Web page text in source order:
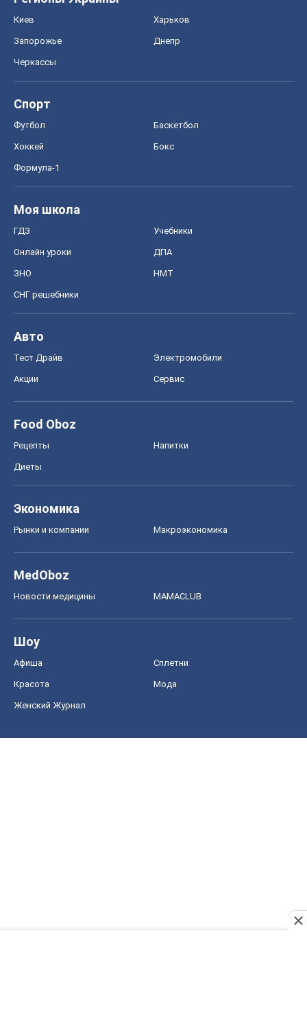
Киев Харьков
Запорожье Днепр
Черкассы
Спорт
Футбол Баскетбол
Хоккей Бокс
Формула-1
Моя школа
ГДЗ Учебники
Онлайн уроки ДПА
ЗНО НМТ
СНГ решебники
Авто
Тест Драйв Электромобили
Акции Сервис
Food Oboz
Рецепты Напитки
Диеты
Экономика
Рынки и компании Mакроэкономика
MedOboz
Новости медицины MAMACLUB
Шоу
Афиша Сплетни
Красота Мода
Женский Журнал